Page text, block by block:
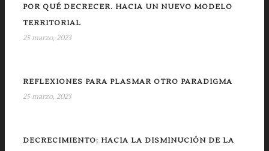
POR QUÉ DECRECER. HACIA UN NUEVO MODELO
TERRITORIAL
25 marzo, 2023
REFLEXIONES PARA PLASMAR OTRO PARADIGMA
25 marzo, 2023
DECRECIMIENTO: HACIA LA DISMINUCIÓN DE LA